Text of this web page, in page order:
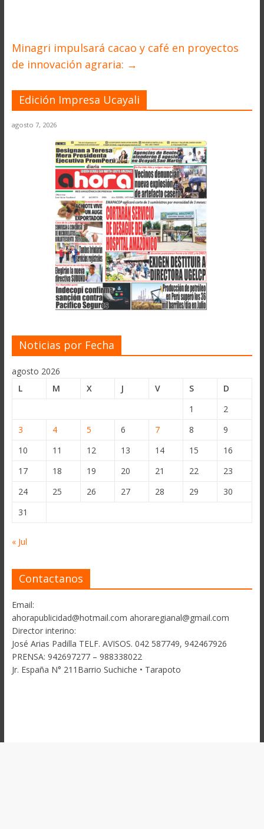
Minagri impulsará cacao y café en proyectos
de innovación agraria: →
Edición Impresa Ucayali
agosto 7, 2026
Noticias por Fecha
agosto 2026
L
M X J V S
D
1
2
3
4 5 6 7 8
9
10
11 12 13 14 15
16
17
18 19 20 21 22
23
24
25 26 27 28 29
30
31
« Jul
Contactanos
Email:
ahorapublicidad@hotmail.com ahoraregianal@gmail.com
Director interino:
José Arias Padilla TELF. AVISOS. 042 587749, 942467926
PRENSA: 942697277 – 988338022
Jr. España N° 211Barrio Suchiche • Tarapoto